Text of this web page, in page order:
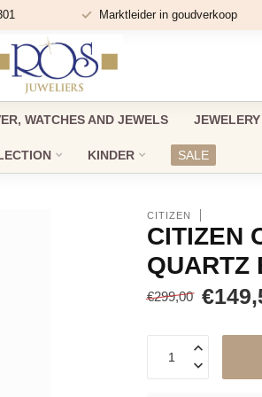
Marktleider in goudverkoop
WATCHES AND JEWELS JEWELERY
KINDER SALE
CITIZEN
CITIZEN
QUARTZ
€299,00